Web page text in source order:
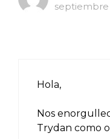
septiembre
Hola,
Nos
Trydan como